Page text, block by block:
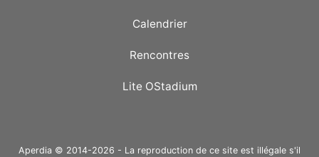
Calendrier
Rencontres
Lite OStadium
Aperdia © 2014-2026 - La reproduction de ce site est illégale s'il